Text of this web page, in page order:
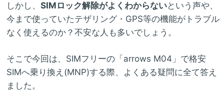
しかし、 SIMロック解除がよくわからないという声や、
今まで使っていたテザリング・GPS等の機能がトラブル
なく使えるのか？不安な人も多いでしょう。
そこで今回は、SIMフリーの「arrows M04」で格安
SIMへ乗り換え(MNP)する際、よくある疑問に全て答え
ました。